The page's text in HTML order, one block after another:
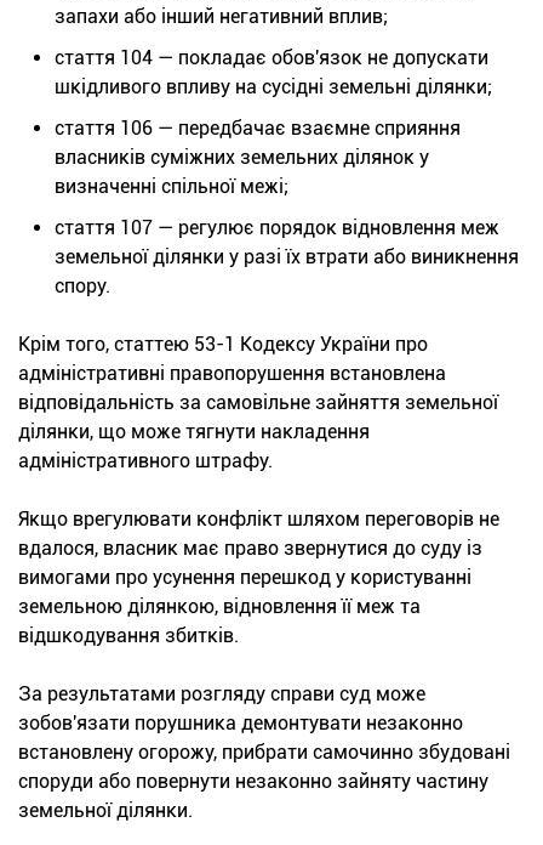
запахи або інший негативний вплив;
стаття 104 — покладає обов'язок не допускати
шкідливого впливу на сусідні земельні ділянки;
стаття 106 — передбачає взаємне сприяння
власників суміжних земельних ділянок у
визначенні спільної межі;
стаття 107 — регулює порядок відновлення меж
земельної ділянки у разі їх втрати або виникнення
спору.
Крім того, статтею 53-1 Кодексу України про
адміністративні правопорушення встановлена
відповідальність за самовільне зайняття земельної
ділянки, що може тягнути накладення
адміністративного штрафу.
Якщо врегулювати конфлікт шляхом переговорів не
вдалося, власник має право звернутися до суду із
вимогами про усунення перешкод у користуванні
земельною ділянкою, відновлення її меж та
відшкодування збитків.
За результатами розгляду справи суд може
зобов'язати порушника демонтувати незаконно
встановлену огорожу, прибрати самочинно збудовані
споруди або повернути незаконно зайняту частину
земельної ділянки.